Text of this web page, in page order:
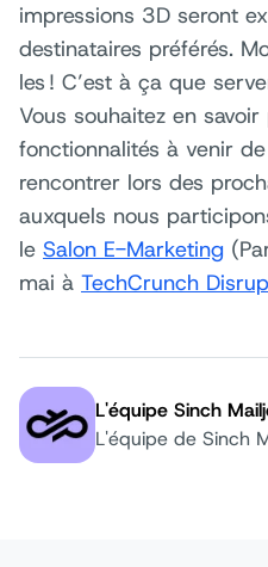
impressions 3D seront
destinataires préférés.
les ! C’est à ça que
Vous souhaitez en
fonctionnalités à venir
rencontrer lors des
auxquels nous
le Salon E-Marketing
mai à TechCrunch
Auteur:
L'équipe Sinch
L'équipe de Sinch